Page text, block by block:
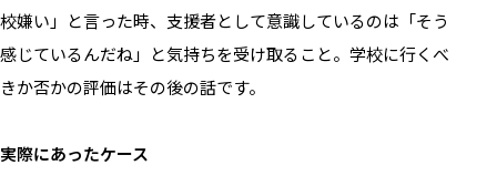
校嫌い」と言った時、支援者として意識しているのは「そう
感じているんだね」と気持ちを受け取ること。学校に行くべ
きか否かの評価はその後の話です。
実際にあったケース